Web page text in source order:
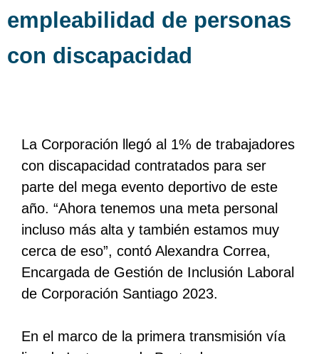
empleabilidad de personas
con discapacidad
La Corporación llegó al 1% de trabajadores
con discapacidad contratados para ser
parte del mega evento deportivo de este
año. “Ahora tenemos una meta personal
incluso más alta y también estamos muy
cerca de eso”, contó Alexandra Correa,
Encargada de Gestión de Inclusión Laboral
de Corporación Santiago 2023.
En el marco de la primera transmisión vía